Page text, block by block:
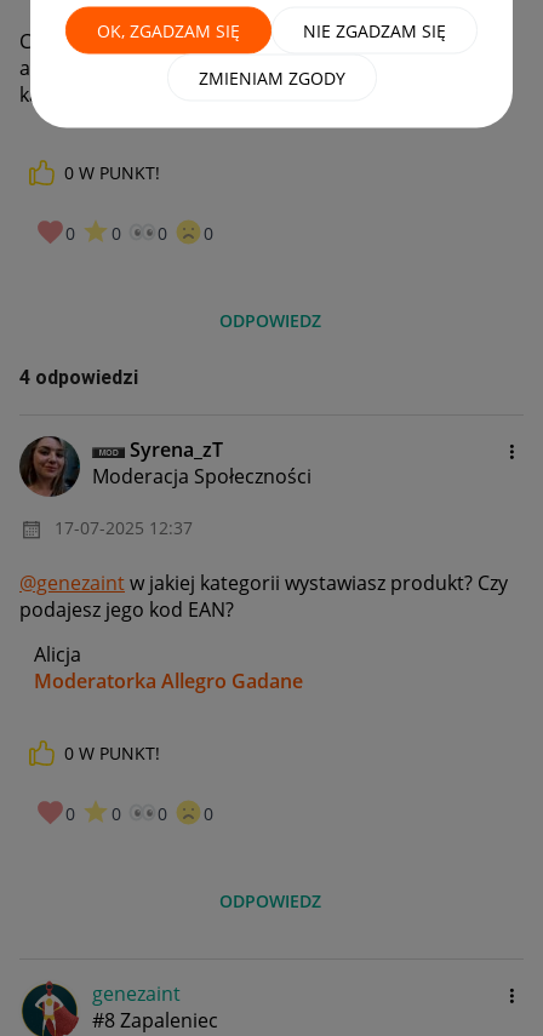
OK, ZGADZAM SIĘ NIE ZGADZAM SIĘ
ZMIENIAM ZGODY
Chcę wystawić ofertę ale produktu nie ma w katalogu
allegro. Niby jest opcja wystaw bez łączenia z
katalogiem ale i tak nie wytrawia oferty.
0 W PUNKT!
0 0 0 0
ODPOWIEDZ
4 odpowiedzi
Syrena_zT
Moderacja Społeczności
‎17-07-2025 12:37
@genezaintw jakiej kategorii wystawiasz produkt? Czy
podajesz jego kod EAN?
Alicja
Moderatorka Allegro Gadane
0 W PUNKT!
0 0 0 0
ODPOWIEDZ
genezaint
#8 Zapaleniec